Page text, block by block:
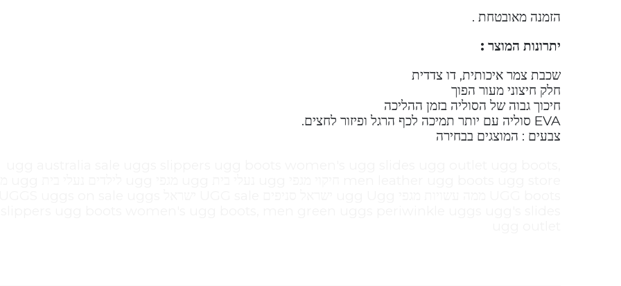
הזמנה מאובטחת .
יתרונות המוצר :
שכבת צמר איכותית, דו צדדית
חלק חיצוני מעור הפוך
חיכוך גבוה של הסוליה בזמן ההליכה
EVA סוליה עם יותר תמיכה לכף הרגל ופיזור לחצים.
צבעים : המוצגים בבחירה